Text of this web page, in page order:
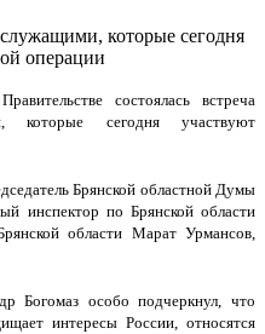
состоялась встреча
которые сегодня участвуют
Брянской областной Думы
инспектор по Брянской области
области Марат Урмансов,
Богомаз особо подчеркнул, что
интересы России, относятся